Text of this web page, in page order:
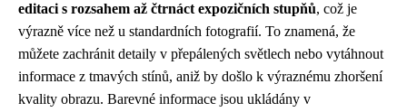
editaci s rozsahem až čtrnáct expozičních stupňů, což je
výrazně více než u standardních fotografií. To znamená, že
můžete zachránit detaily v přepálených světlech nebo vytáhnout
informace z tmavých stínů, aniž by došlo k výraznému zhoršení
kvality obrazu. Barevné informace jsou ukládány v